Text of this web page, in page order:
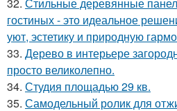
гостиных - это идеальное
уют, эстетику и природную
33. Дерево в интерьере
просто великолепно.
34. Студия площадью 29 кв.
35. Самодельный ролик для